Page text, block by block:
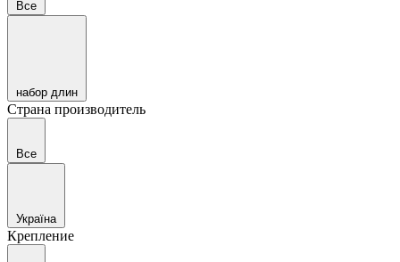
Все
набор длин
Страна производитель
Все
Україна
Крепление